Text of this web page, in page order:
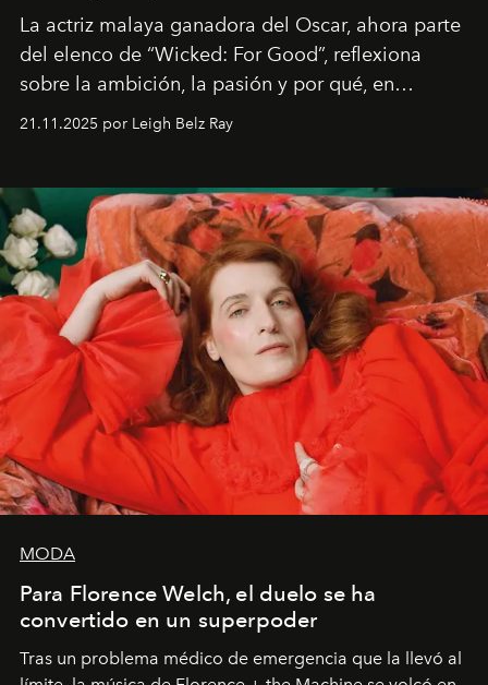
La actriz malaya ganadora del Oscar, ahora parte
del elenco de “Wicked: For Good”, reflexiona
sobre la ambición, la pasión y por qué, en
ocasiones, la introspección puede esperar. “Es
importa si no lo entienden’”, confiesa.
21.11.2025 por Leigh Belz Ray
MODA
Para Florence Welch, el duelo se ha
convertido en un superpoder
Tras un problema médico de emergencia que la llevó al